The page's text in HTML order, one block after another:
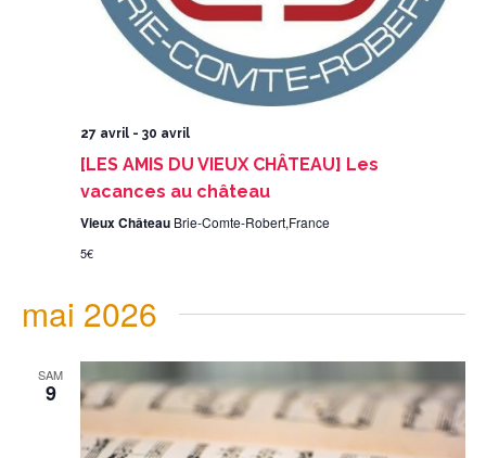
27 avril- 30 avril
[LES AMIS DU VIEUX CHÂTEAU] Les
vacances au château
Vieux Château Brie-Comte-Robert,France
5€
mai 2026
SAM
9